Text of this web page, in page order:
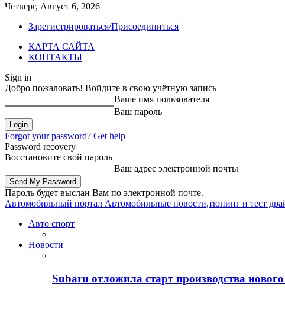
Четверг, Август 6, 2026
Зарегистрироваться/Присоединиться
КАРТА САЙТА
КОНТАКТЫ
Sign in
Добро пожаловать! Войдите в свою учётную запись
Ваше имя пользователя
Ваш пароль
Forgot your password? Get help
Password recovery
Восстановите свой пароль
Ваш адрес электронной почты
Пароль будет выслан Вам по электронной почте.
Автомобильный портал Автомобильные новости,тюнинг и тест
Авто спорт
Новости
Subaru отложила старт производства